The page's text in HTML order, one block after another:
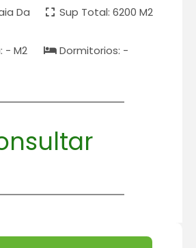
Da
Sup Total: 6200 M2
- M2
Dormitorios: -